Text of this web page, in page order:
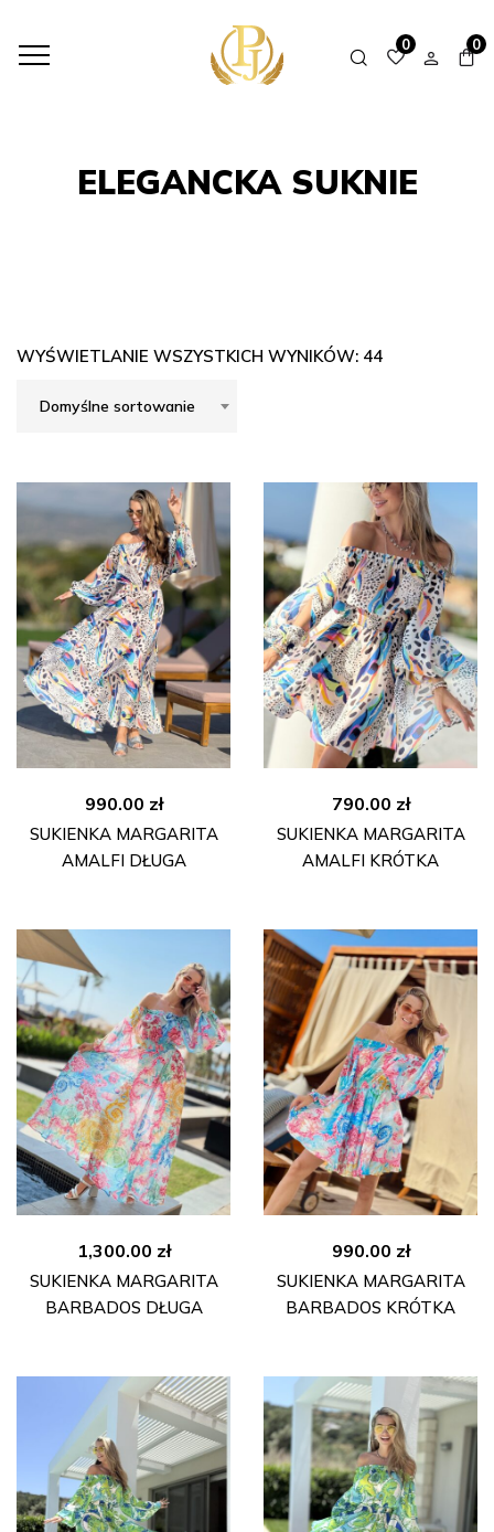
0 0
ELEGANCKA SUKNIE
ELEGANCKA SUKNIE
WYŚWIETLANIE WSZYSTKICH WYNIKÓW: 44
Domyślne sortowanie
990.00 zł
SUKIENKA MARGARITA
AMALFI DŁUGA
790.00 zł
SUKIENKA MARGARITA
AMALFI KRÓTKA
1,300.00 zł
SUKIENKA MARGARITA
BARBADOS DŁUGA
990.00 zł
SUKIENKA MARGARITA
BARBADOS KRÓTKA